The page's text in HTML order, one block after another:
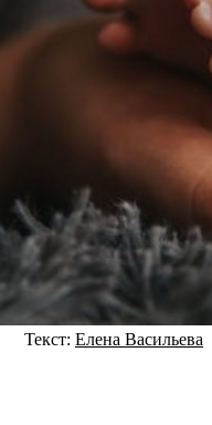
Текст: Елена Васильева